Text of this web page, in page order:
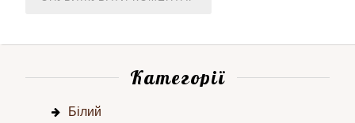
Категорії
Білий